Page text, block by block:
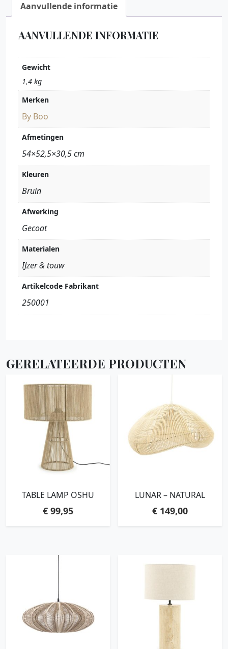
Aanvullende informatie
AANVULLENDE INFORMATIE
Gewicht
1,4 kg
Merken
By Boo
Afmetingen
54×52,5×30,5 cm
Kleuren
Bruin
Afwerking
Gecoat
Materialen
IJzer & touw
Artikelcode Fabrikant
250001
GERELATEERDE PRODUCTEN
TABLE LAMP OSHU
€99,95
LUNAR – NATURAL
€ 149,00